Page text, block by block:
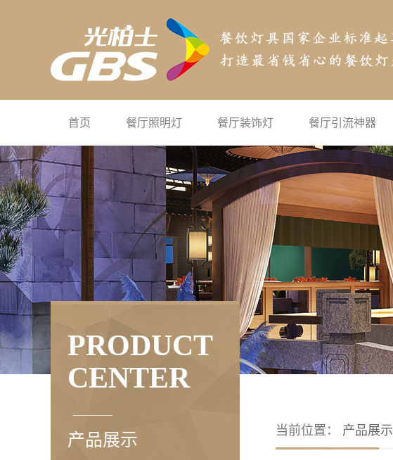
首页 餐厅照明灯 餐厅装饰灯 餐厅引流神器
空气投影
地面互动投影
宴会厅全息投影
PRODUCT
CENTER
产品展示 当前位置： 产品展示